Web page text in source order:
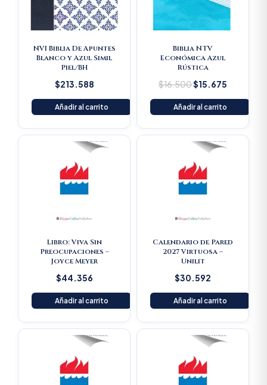
NVI Biblia De Apuntes
Blanco y Azul Simil
Piel/BH
$213.588
Añadir al carrito
Biblia NTV
Económica Azul
Rústica
$16.500$15.675
Añadir al carrito
Libro: Viva Sin
Preocupaciones –
Joyce Meyer
$44.356
Añadir al carrito
Calendario de Pared
2027 Virtuosa –
Unilit
$30.592
Añadir al carrito